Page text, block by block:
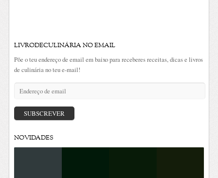
LIVRODECULINÁRIA NO EMAIL
Põe o teu endereço de email em baixo para receberes receitas, dicas e livros
de culinária no teu e-mail!
email
SUBSCREVER
NOVIDADES